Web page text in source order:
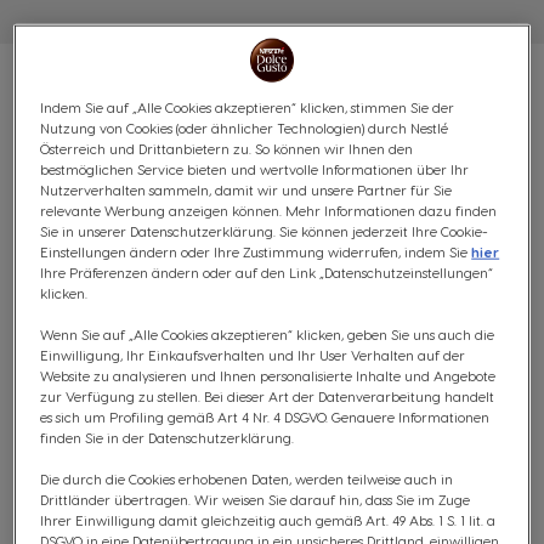
VORTEILSPACK CAPPUCCINO
FETTARM & UNGESÜSST - 3
PACKUNGEN
(0)
KAPSELN: x24
Kapsel-Symbol
x24
Kapsel-Symbol
Erlebe den Genuss von klassischem Cappuccino fettarm
& ungesüßt, jetzt in einer Vorteilspackung! Unser
Indem Sie auf „Alle Cookies akzeptieren“ klicken, stimmen Sie der
Nutzung von Cookies (oder ähnlicher Technologien) durch Nestlé
Österreich und Drittanbietern zu. So können wir Ihnen den
bestmöglichen Service bieten und wertvolle Informationen über Ihr
Nutzerverhalten sammeln, damit wir und unsere Partner für Sie
relevante Werbung anzeigen können. Mehr Informationen dazu finden
Sie in unserer Datenschutzerklärung. Sie können jederzeit Ihre Cookie-
Einstellungen ändern oder Ihre Zustimmung widerrufen, indem Siehier
Ihre Präferenzen ändern oder auf den Link „Datenschutzeinstellungen“
klicken.
Wenn Sie auf „Alle Cookies akzeptieren“ klicken, geben Sie uns auch die
Einwilligung, Ihr Einkaufsverhalten und Ihr User Verhalten auf der
Website zu analysieren und Ihnen personalisierte Inhalte und Angebote
zur Verfügung zu stellen. Bei dieser Art der Datenverarbeitung handelt
es sich um Profiling gemäß Art 4 Nr. 4 DSGVO. Genauere Informationen
finden Sie in der Datenschutzerklärung.
Die durch die Cookies erhobenen Daten, werden teilweise auch in
Drittländer übertragen. Wir weisen Sie darauf hin, dass Sie im Zuge
Ihrer Einwilligung damit gleichzeitig auch gemäß Art. 49 Abs. 1 S. 1 lit. a
DSGVO in eine Datenübertragung in ein unsicheres Drittland, einwilligen.